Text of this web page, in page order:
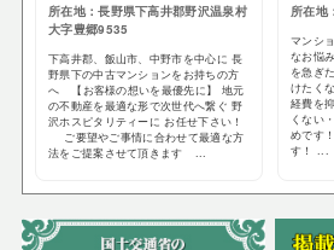
所在地：長野県下高井郡野沢温泉村
大字豊郷9535
下高井郡、飯山市、中野市を中心に 長
野県下の中古マンションをお持ちの方
へ 【お客様の想いを最優先に】 地元
の不動産を最適な形で次世代へ繋ぐ 野
沢ホスピタリティーに お任せ下さい！
ご要望やご事情に合わせて最適な方
法をご提案させて頂きます ...
所在地
マンシ
なお悩
を急ぎ
けたく
経費を
くない
めです
す！ ...